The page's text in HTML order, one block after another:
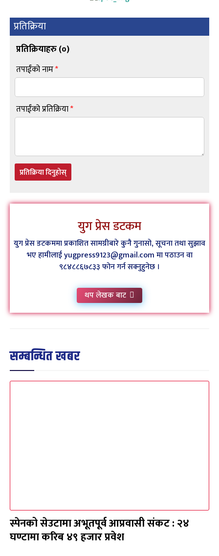
प्रतिक्रिया
प्रतिक्रियाहरु (०)
तपाईंको नाम*
तपाईंको प्रतिक्रिया*
प्रतिक्रिया दिनुहोस्
युग प्रेस डटकम
युग प्रेस डटकममा प्रकाशित सामग्रीबारे कुनै गुनासो, सूचना तथा सुझाव
भए हामीलाई yugpress9123@gmail.com मा पठाउन वा
९८४८८६७८३३ फोन गर्न सक्नुहुनेछ ।
थप लेखक बाट
सम्बन्धित खबर
स्पेनको सेउटामा अभूतपूर्व आप्रवासी संकट : २४
घण्टामा करिब ४९ हजार प्रवेश